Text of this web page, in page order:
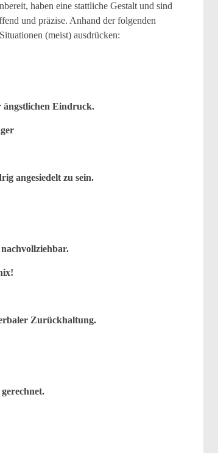
haben eine stattliche Gestalt und sind
und präzise. Anhand der folgenden
(meist) ausdrücken:
ängstlichen Eindruck.
angesiedelt zu sein.
Zurückhaltung.